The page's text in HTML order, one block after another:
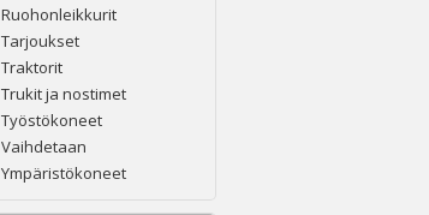
Ruohonleikkurit
Tarjoukset
Traktorit
Trukit ja nostimet
Työstökoneet
Vaihdetaan
Ympäristökoneet